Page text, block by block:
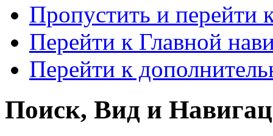
Пропустить и перейти
Перейти к Главной
Перейти к
Поиск, Вид и